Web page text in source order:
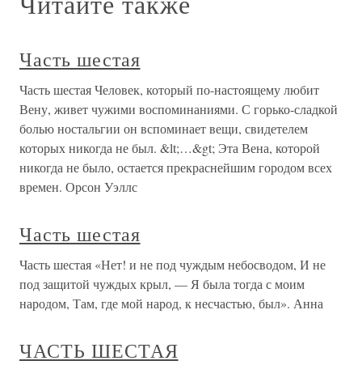
Часть шестая
Часть шестая Человек, который по-настоящему любит
Вену, живет чужими воспоминаниями. С горько-сладкой
болью ностальгии он вспоминает вещи, свидетелем
которых никогда не был. &lt;…&gt; Эта Вена, которой
никогда не было, остается прекраснейшим городом всех
времен. Орсон Уэллс
Часть шестая
Часть шестая «Нет! и не под чуждым небосводом, И не
под защитой чуждых крыл, — Я была тогда с моим
народом, Там, где мой народ, к несчастью, был». Анна
ЧАСТЬ ШЕСТАЯ